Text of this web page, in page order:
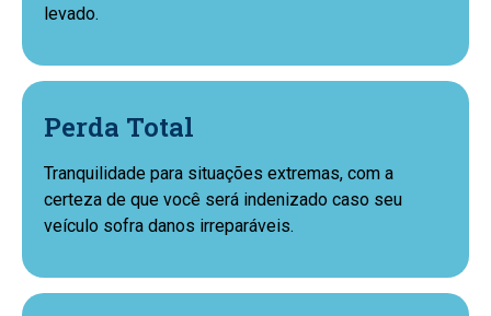
levado.
Perda Total
Tranquilidade para situações extremas, com a
certeza de que você será indenizado caso seu
veículo sofra danos irreparáveis.